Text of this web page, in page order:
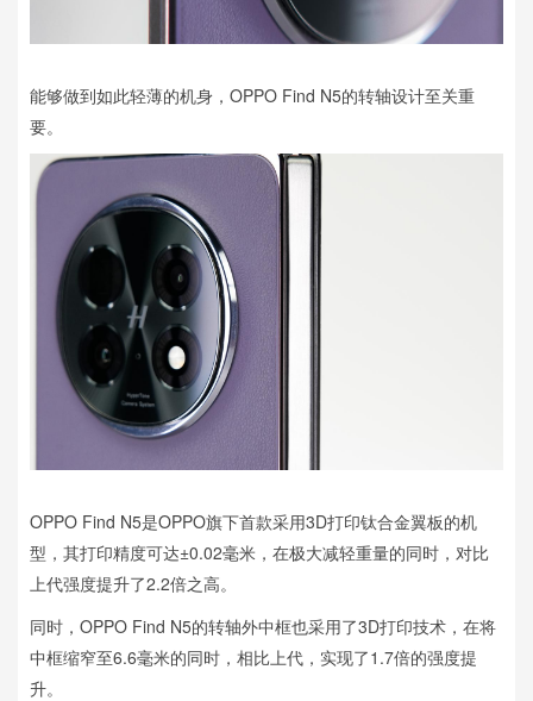
能够做到如此轻薄的机身，OPPO Find N5的转轴设计至关重
要。
OPPO Find N5是OPPO旗下首款采用3D打印钛合金翼板的机
型，其打印精度可达±0.02毫米，在极大减轻重量的同时，对比
上代强度提升了2.2倍之高。
同时，OPPO Find N5的转轴外中框也采用了3D打印技术，在将
中框缩窄至6.6毫米的同时，相比上代，实现了1.7倍的强度提
升。